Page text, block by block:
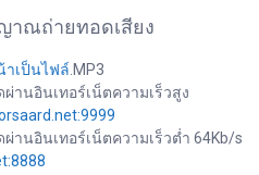
าณถ่ายทอดเสียง
าเป็นไฟล์ .MP3
นอินเทอร์เน็ตความเร็วสูง
นอินเทอร์เน็ตความเร็วต่ำ 64Kb/s